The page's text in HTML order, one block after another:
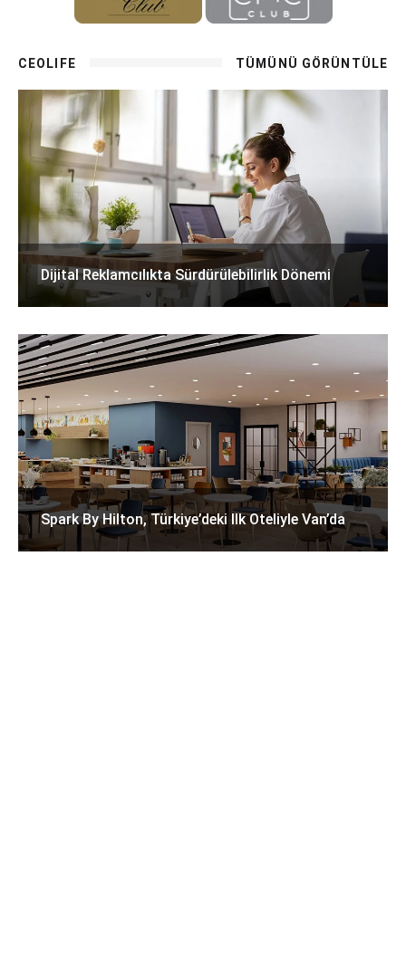
CEOLIFE TÜMÜNÜ GÖRÜNTÜLE
Dijital Reklamcılıkta Sürdürülebilirlik Dönemi
Spark By Hilton, Türkiye’deki Ilk Oteliyle Van’da